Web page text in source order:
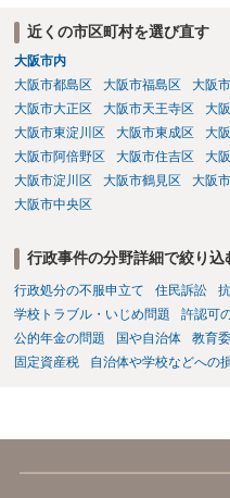
弁護士会にありますので相談す
近くの市区町村を選び直す
大阪市内
大阪市都島区
大阪市福島区 大阪
大阪市大正区
大阪市天王寺区 大
大阪市東淀川区
大阪市東成区 大
大阪市阿倍野区
大阪市住吉区 大
大阪市淀川区
大阪市鶴見区 大阪
大阪市中央区
行政事件の分野詳細で絞り込
行政処分の不服申立て 住民訴訟
学校トラブル・いじめ問題
許認可
公的年金の問題
国や自治体 教育
固定資産税
自治体や学校などへの